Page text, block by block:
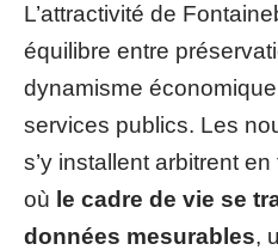
L’attractivité de
équilibre entre
dynamisme
services publics. Les
s’y installent arbitrent en
où le cadre de vie se
données mesurables,